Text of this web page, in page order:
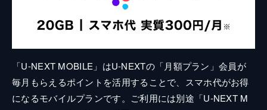
「U-NEXT MOBILE」はU-NEXTの「月額プラン」会員が
毎月もらえるポイントを活用することで、スマホ代がお得
になるモバイルプランです。ご利用には別途「U-NEXT M